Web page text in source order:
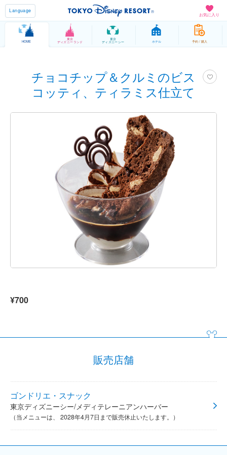
お気に入り
Language
HOME
東京
ディズニーランド
東京
ディズニーシー ホテル 予約 / 購入
チョコチップ＆クルミのビス
コッティ、ティラミス仕立て
¥700
販売店舗
ゴンドリエ・スナック
東京ディズニーシー/メディテレーニアンハーバー
（当メニューは、 2028年4月7日まで販売休止いたします。）